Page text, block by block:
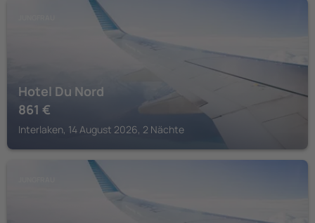
Hotel Du Nord
861 €
Interlaken, 14 August 2026, 2 Nächte